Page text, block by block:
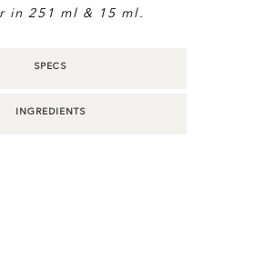
in 251 ml & 15 ml.
SPECS
INGREDIENTS